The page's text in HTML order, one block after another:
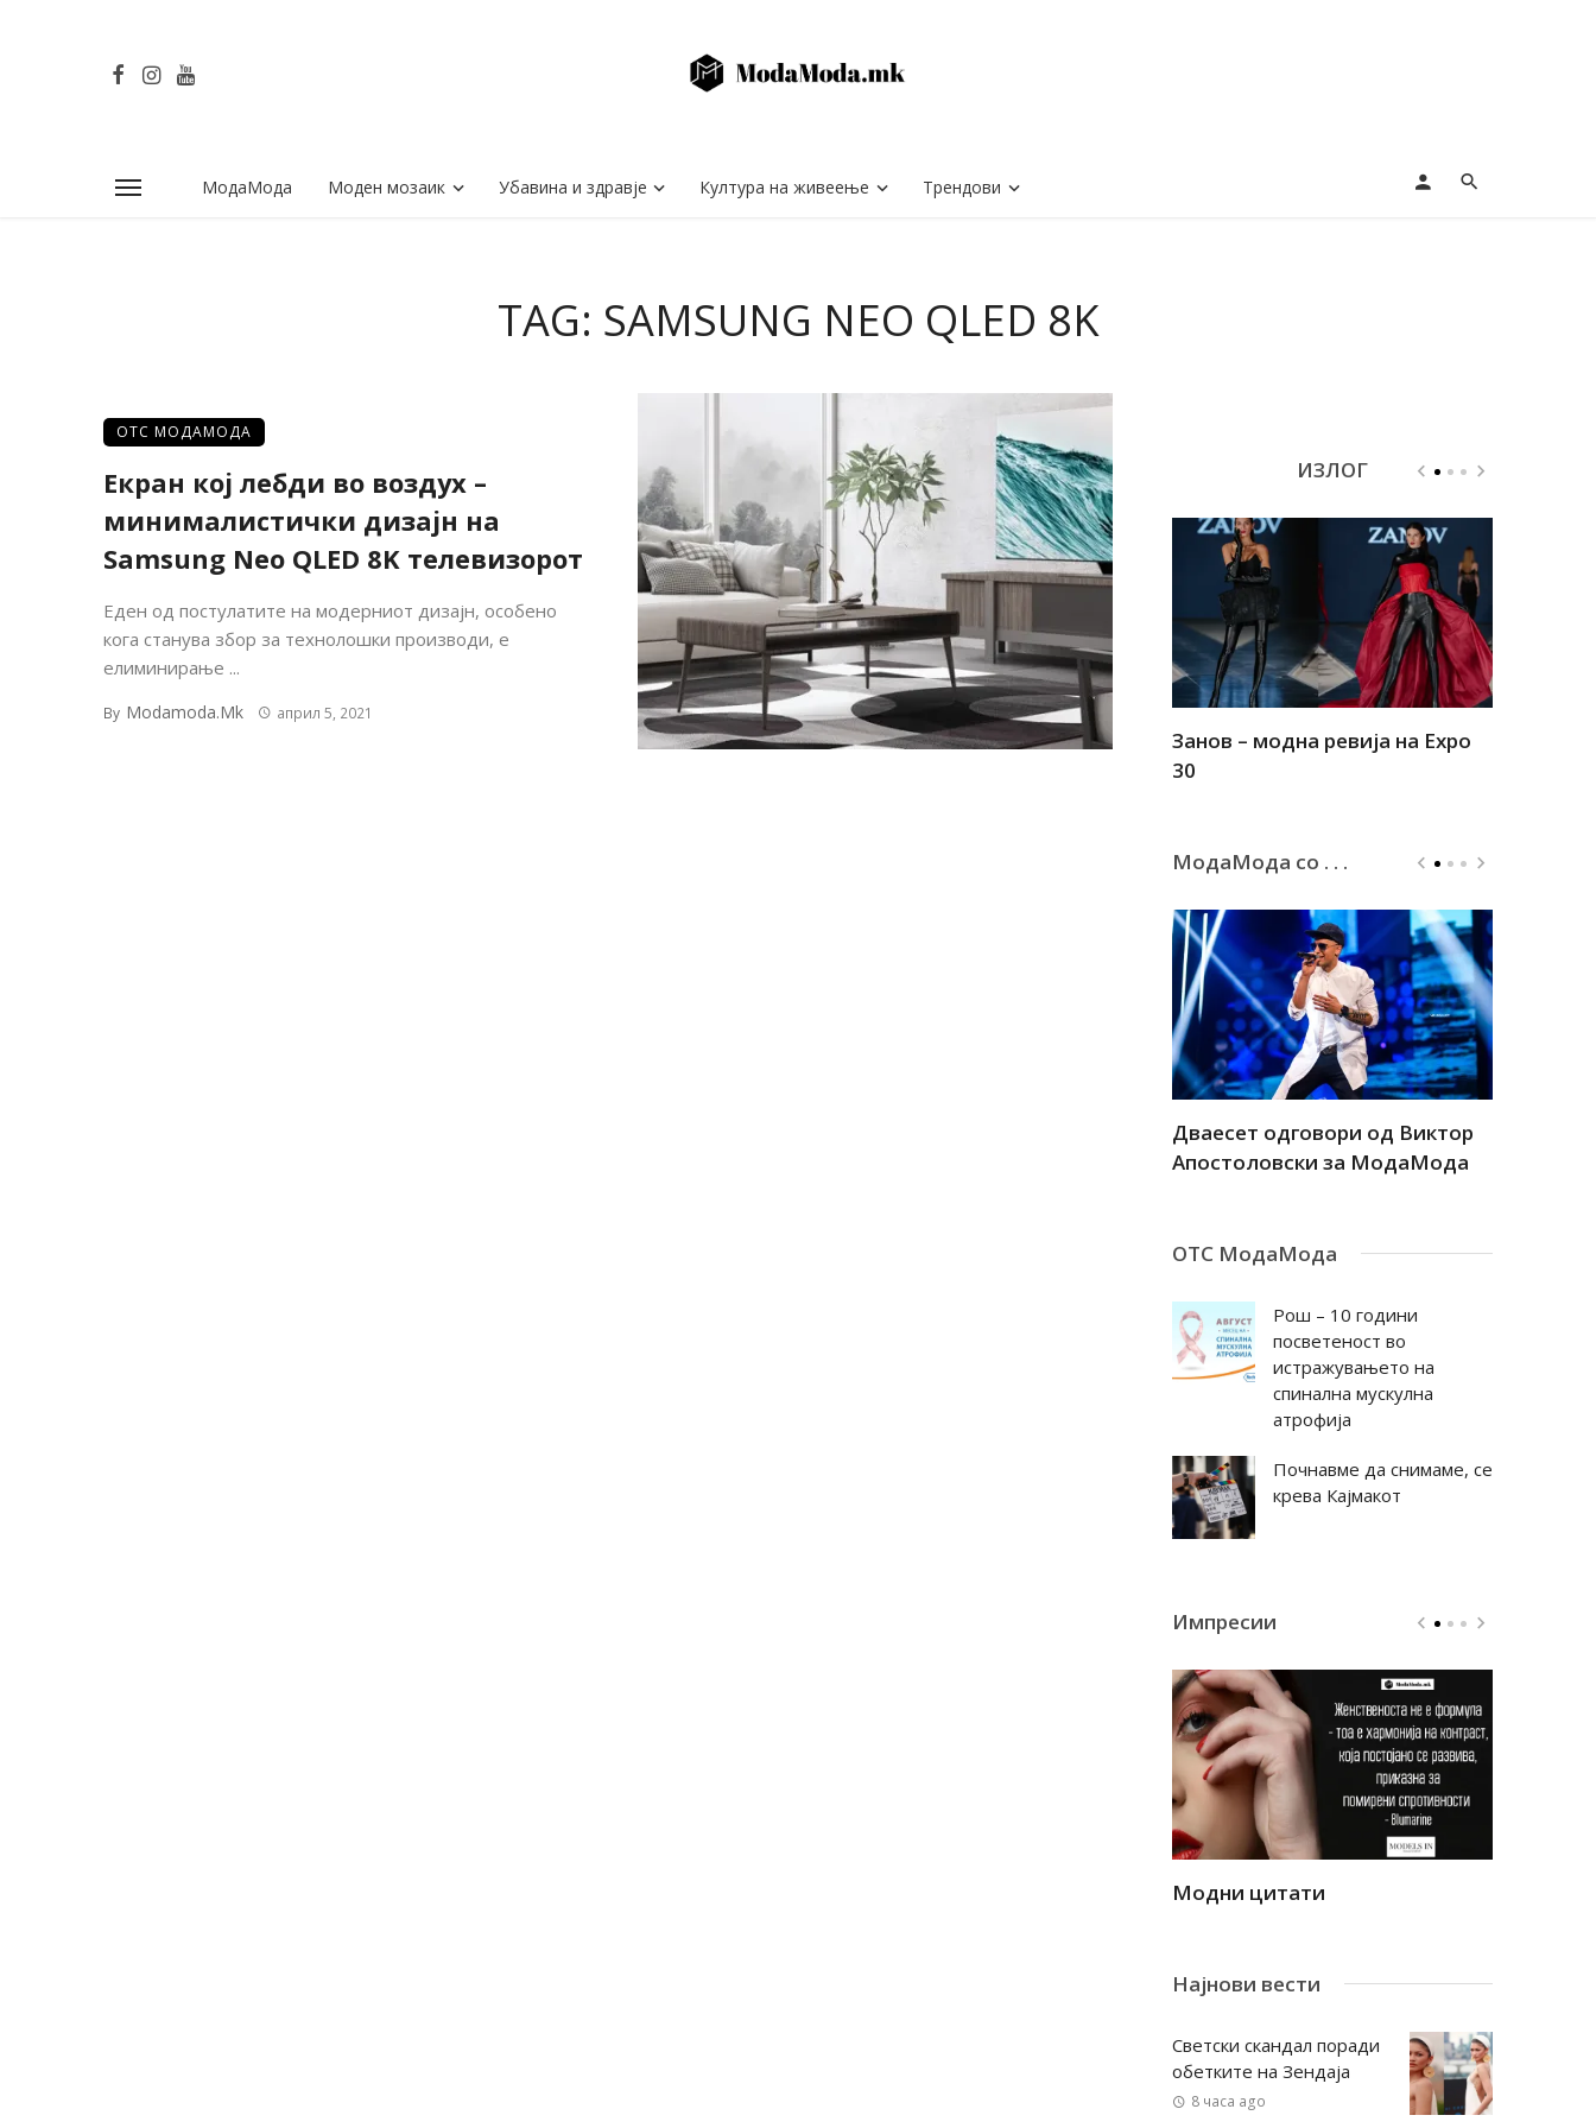
МодаМода Моден мозаик Убавина и здравје Култура на живеење Трендови
TAG: SAMSUNG NEO QLED 8K
ОТС МОДАМОДА
Екран кој лебди во воздух –
минималистички дизајн на
Samsung Neo QLED 8K телевизорот
Еден од постулатите на модерниот дизајн, особено
кога станува збор за технолошки производи, е
елиминирање ...
By Modamoda.mk април 5, 2021
ИЗЛОГ
Алшар – модна ревија на Expo Филигрански обетки
Занов – модна ревија на Expo
30
МодаМода со . . .
Дваесет одговори од Виктор
Апостоловски за МодаМода
ОТС МодаМода
Рош – 10 години
посветеност во
истражувањето на
спинална мускулна
атрофија
Почнавме да снимаме, се
крева Кајмакот
Импресии
Модни цитати
Најнови вести
Светски скандал поради
обетките на Зендаја
8 часа ago